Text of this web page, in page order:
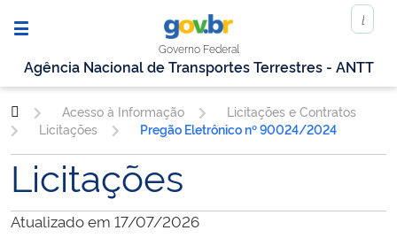
Governo Federal
Agência Nacional de Transportes Terrestres - ANTT
Acesso à Informação
Licitações e Contratos
Licitações
Pregão Eletrônico nº 90024/2024
Licitações
Atualizado em 17/07/2026